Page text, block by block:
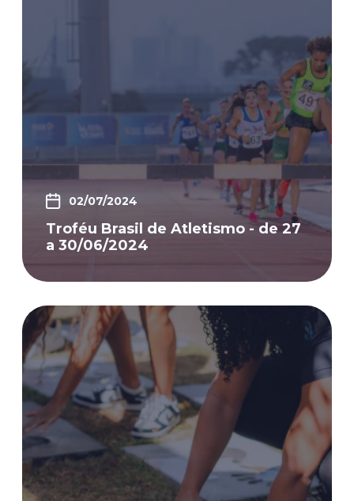
02/07/2024
Troféu Brasil de Atletismo - de 27
a 30/06/2024